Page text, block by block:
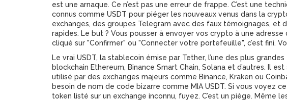
est une arnaque. Ce n’est pas une erreur de frappe. C’est une
connus comme USDT pour piéger les nouveaux venus dans la
exchanges, des groupes Telegram avec des faux témoignages,
rapides. Le but ? Vous pousser à envoyer vos crypto à une
cliqué sur "Confirmer" ou "Connecter votre portefeuille", c’est fini.
Le vrai USDT, la stablecoin émise par Tether, l’une des plus
blockchain Ethereum, Binance Smart Chain, Solana et d’autres. Il
utilisé par des exchanges majeurs comme Binance, Kraken ou
besoin de nom de code bizarre comme MIA USDT. Si vous voyez
token listé sur un exchange inconnu, fuyez. C’est un piège. Même